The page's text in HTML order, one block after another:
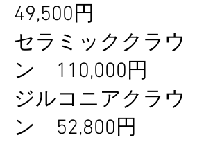
49,500円
セラミッククラウ
ン 110,000円
​ジルコニアクラウ
ン 52,800円